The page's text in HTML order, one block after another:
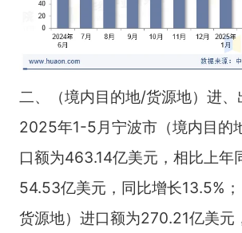
二、（境内目的地/货源地）进、
2025年1-5月宁波市（境内目的
口额为463.14亿美元，相比上年
54.53亿美元，同比增长13.5%
货源地）进口额为270.21亿美元